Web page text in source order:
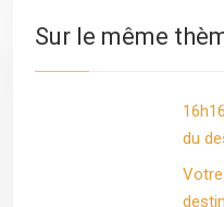
Sur le même
du